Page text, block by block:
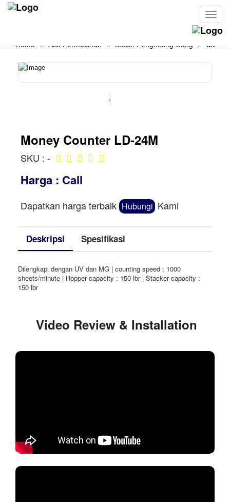
Home Alat Permesinan Mesin Penghitung Uang
Money Counter LD-24M
SKU : -
Harga : Call
Dapatkan harga terbaik Hubungi Kami
Deskripsi Spesifikasi
Dilengkapi dengan UV dan MG | counting speed : 1000
sheets/minute | Hopper capacity : 150 lbr | Stacker capacity :
150 lbr
Video Review & Installation